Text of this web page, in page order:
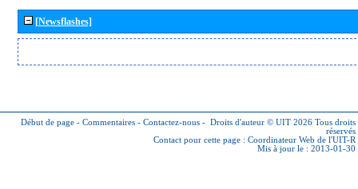
[Newsflashes]
Début de page - Commentaires - Contactez-nous - Droits d'auteur © UIT 2026 Tous droits
réservés
Contact pour cette page : Coordinateur Web de l'UIT-R
Mis à jour le : 2013-01-30